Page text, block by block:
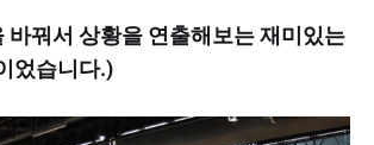
바꿔서 상황을 연출해보는 재미있는
었습니다.)